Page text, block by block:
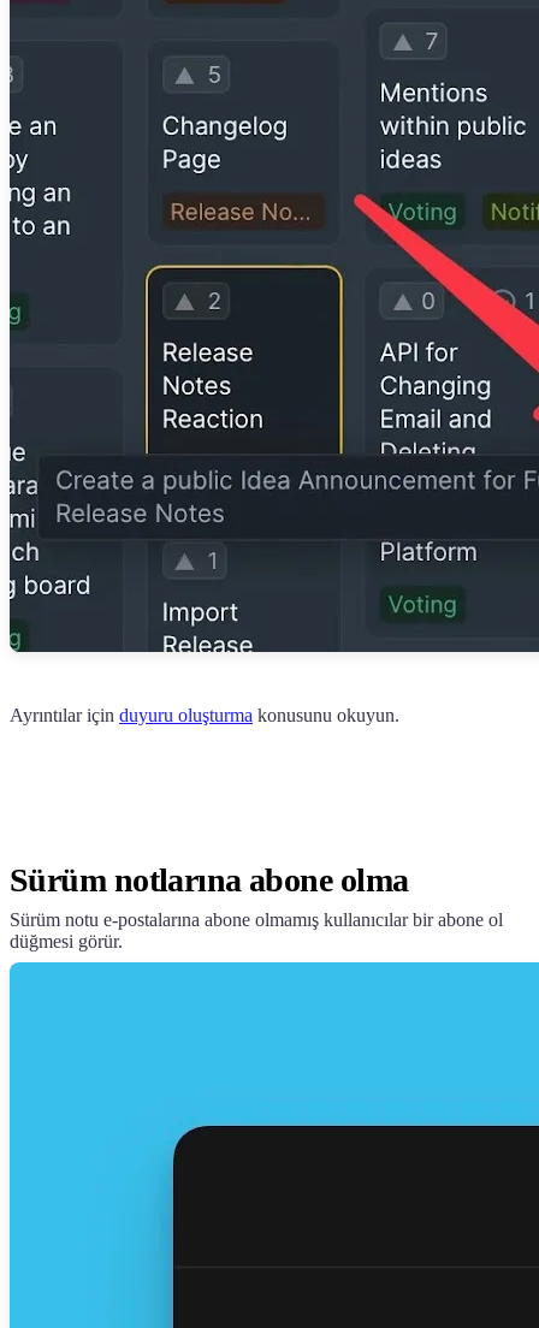
Ayrıntılar için duyuru oluşturma konusunu okuyun.
Sürüm notlarına abone olma
Sürüm notu e-postalarına abone olmamış kullanıcılar bir abone ol
düğmesi görür.